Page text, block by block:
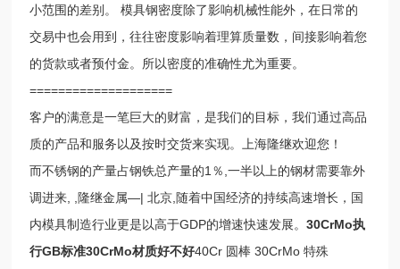
小范围的差别。 模具钢密度除了影响机械性能外，在日常的
交易中也会用到，往往密度影响着理算质量数，间接影响着您
的货款或者预付金。所以密度的准确性尤为重要。
====================
客户的满意是一笔巨大的财富，是我们的目标，我们通过高品
质的产品和服务以及按时交货来实现。上海隆继欢迎您！
而不锈钢的产量占钢铁总产量的1％,一半以上的钢材需要靠外
调进来, ,隆继金属—| 北京,随着中国经济的持续高速增长，国
内模具制造行业更是以高于GDP的增速快速发展。30CrMo执
行GB标准30CrMo材质好不好40Cr 圆棒 30CrMo 特殊